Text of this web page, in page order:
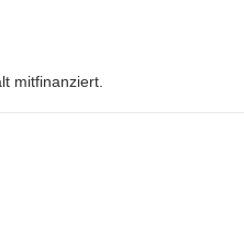
mitfinanziert.